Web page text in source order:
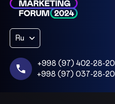
Ru
+998 (97) 402-28-20
+998 (97) 037-28-20